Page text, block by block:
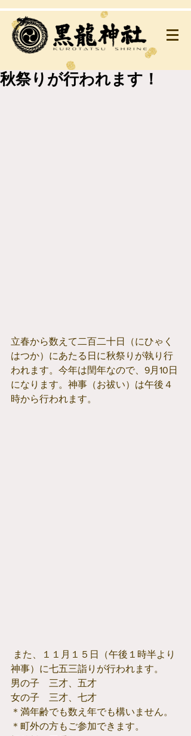
秋祭りが行われます！
立春から数えて二百二十日（にひゃく
はつか）にあたる日に秋祭りが執り行
われます。今年は閏年なので、9月10日
になります。神事（お祓い）は午後４
時から行われます。
神事）に七五三詣りが行われます。
男の子　三才、五才
女の子　三才、七才
＊満年齢でも数え年でも構いません。
＊町外の方もご参加できます。